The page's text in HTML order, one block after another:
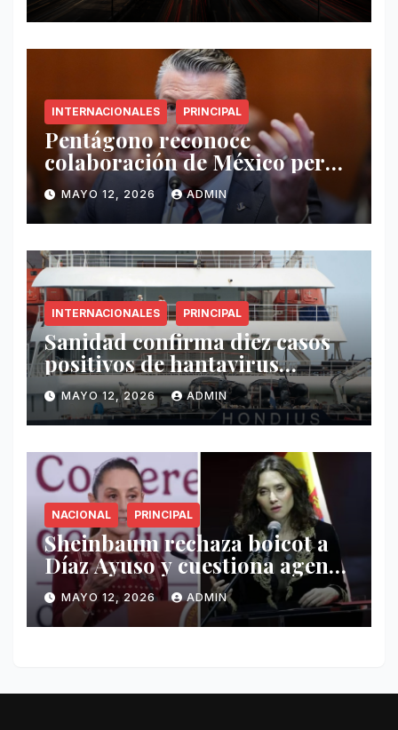
INTERNACIONALES PRINCIPAL
Pentágono reconoce
colaboración de México pero
exige mayor operatividad
antidrogas
MAYO 12, 2026 ADMIN
INTERNACIONALES PRINCIPAL
Sanidad confirma diez casos
positivos de hantavirus
vinculados al crucero MV
Hondius
MAYO 12, 2026 ADMIN
NACIONAL PRINCIPAL
Sheinbaum rechaza boicot a
Díaz Ayuso y cuestiona agenda
de funcionaria española
MAYO 12, 2026 ADMIN